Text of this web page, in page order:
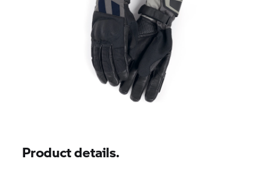
Product details.